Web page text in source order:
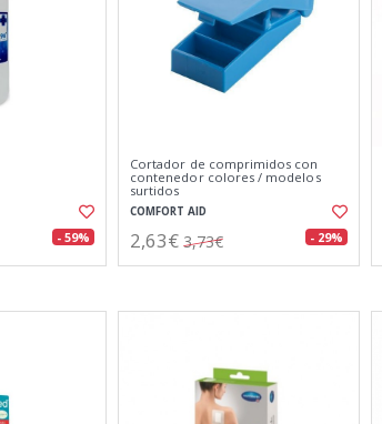
- 59%
Cortador de comprimidos con
contenedor colores / modelos
surtidos
COMFORT AID
2,63€ 3,73€ - 29%